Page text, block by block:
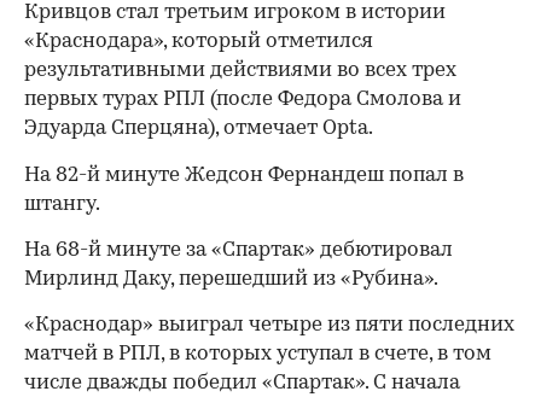
Кривцов стал третьим игроком в истории
«Краснодара», который отметился
результативными действиями во всех трех
первых турах РПЛ (после Федора Смолова и
Эдуарда Сперцяна), отмечает Opta.
На 82-й минуте Жедсон Фернандеш попал в
штангу.
На 68-й минуте за «Спартак» дебютировал
Мирлинд Даку, перешедший из «Рубина».
«Краснодар» выиграл четыре из пяти последних
матчей в РПЛ, в которых уступал в счете, в том
числе дважды победил «Спартак». С начала